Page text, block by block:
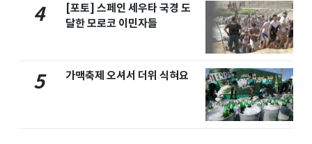
4
[포토] 스페인 세우타 국경 도
달한 모로코 이민자들
5 가맥축제 오셔서 더위 식혀요